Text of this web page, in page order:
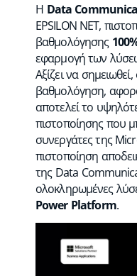
H Data
EPSILON NET,
βαθμολόγησης
εφαρμογή των
Αξίζει να
βαθμολόγηση,
αποτελεί το
πιστοποίησης που
συνεργάτες της
πιστοποίηση
της Data
ολοκληρωμένες
Power Platform.